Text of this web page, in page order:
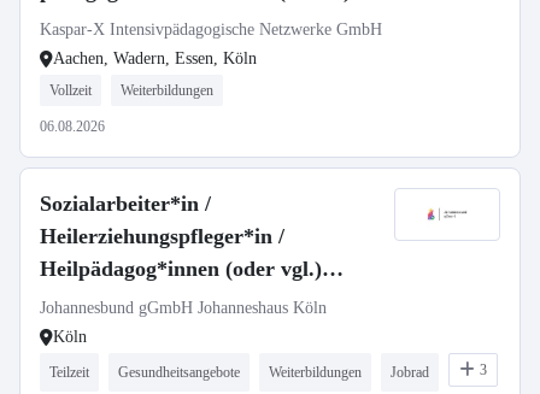
Kaspar-X Intensivpädagogische Netzwerke GmbH
Aachen, Wadern, Essen, Köln
Vollzeit Weiterbildungen
06.08.2026
Sozialarbeiter*in /
Heilerziehungspfleger*in /
Heilpädagog*innen (oder vgl.)
(m/w/d)
Johannesbund gGmbH Johanneshaus Köln
Köln
Teilzeit Gesundheitsangebote Weiterbildungen Jobrad 3